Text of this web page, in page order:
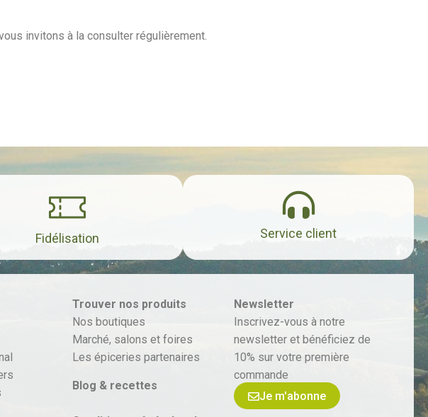
invitons à la consulter régulièrement.
Fidélisation Service client
Trouver nos produits
Nos boutiques
Marché, salons et foires
Les épiceries partenaires
Blog & recettes
Newsletter
Inscrivez-vous à notre
newsletter et bénéficiez de
10% sur votre première
commande
Je m'abonne